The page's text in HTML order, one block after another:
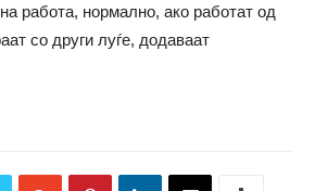
работа, нормално, ако работат од
со други луѓе, додаваат